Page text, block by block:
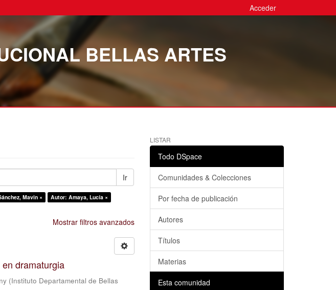
Acceder
BELLAS ARTES
Ir
Mavin ×
Autor: Amaya, Lucía ×
Mostrar filtros avanzados
dramaturgia
(Instituto Departamental de Bellas
LISTAR
Todo DSpace
Comunidades & Colecciones
Por fecha de publicación
Autores
Títulos
Materias
Esta comunidad